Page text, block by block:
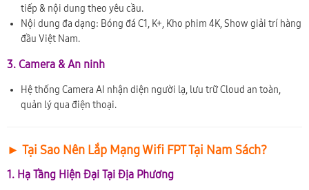
tiếp & nội dung theo yêu cầu.
Nội dung đa dạng: Bóng đá C1, K+, Kho phim 4K, Show giải trí hàng
đầu Việt Nam.
3. Camera & An ninh
Hệ thống Camera AI nhận diện người lạ, lưu trữ Cloud an toàn,
quản lý qua điện thoại.
► Tại Sao Nên Lắp Mạng Wifi FPT Tại Nam Sách?
1. Hạ Tầng Hiện Đại Tại Địa Phương